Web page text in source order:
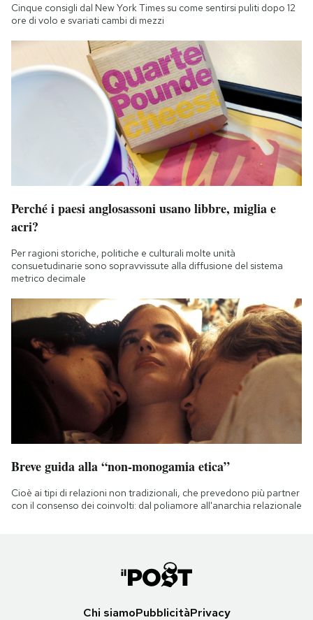
Cinque consigli dal New York Times su come sentirsi puliti dopo 12
ore di volo e svariati cambi di mezzi
Perché i paesi anglosassoni usano libbre, miglia e
acri?
Per ragioni storiche, politiche e culturali molte unità
consuetudinarie sono sopravvissute alla diffusione del sistema
metrico decimale
Breve guida alla “non-monogamia etica”
Cioè ai tipi di relazioni non tradizionali, che prevedono più partner
con il consenso dei coinvolti: dal poliamore all'anarchia relazionale
Chi siamoPubblicitàPrivacy